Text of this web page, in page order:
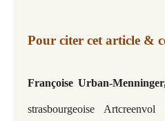
Pour citer cet article &
Françoise Urban-
strasbourgeoise